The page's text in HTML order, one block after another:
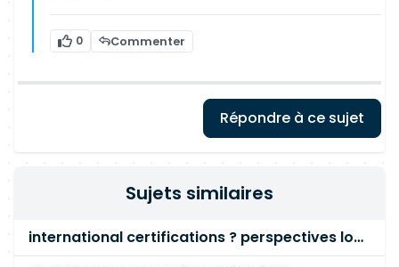
0 Commenter
Répondre à ce sujet
Sujets similaires
international certifications ? perspectives long terme